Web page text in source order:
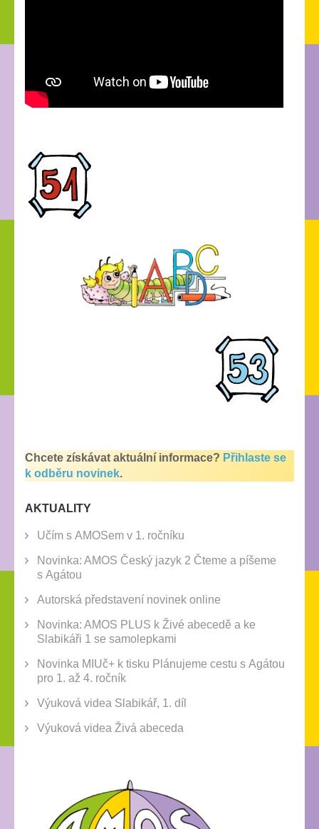
Chcete získávat aktuální informace? Přihlaste se
k odběru novinek.
AKTUALITY
Učím s AMOSem v 1. ročníku
Novinka: AMOS Český jazyk 2 Čteme a píšeme
s Agátou
Autorská představení novinek online
Novinka: AMOS PLUS k Živé abecedě a ke
Slabikáři 1 se samolepkami
Novinka MIUč+ k tisku Plánujeme cestu s Agátou
pro 1. až 4. ročník
Výuková videa Slabikář, 1. díl
Výuková videa Živá abeceda